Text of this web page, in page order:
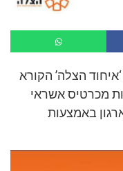
הצלה’ הקורא
מכרטיס אשראי
באמצעות